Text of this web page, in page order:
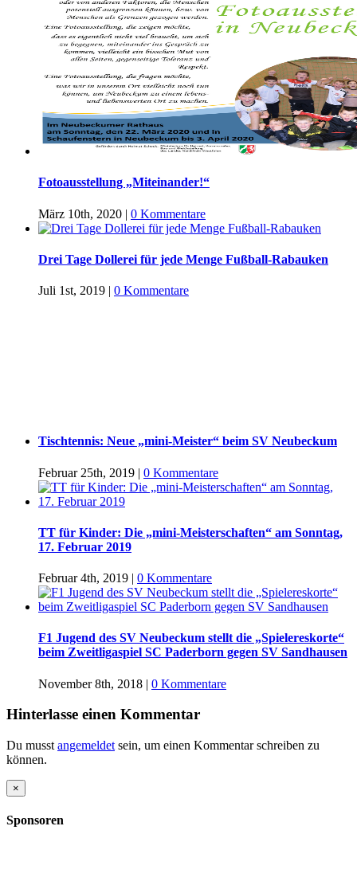
Fotoausstellung „Miteinander!“
März 10th, 2020 | 0 Kommentare
Drei Tage Dollerei für jede Menge Fußball-Rabauken
Juli 1st, 2019 | 0 Kommentare
Tischtennis: Neue „mini-Meister“ beim SV Neubeckum
Februar 25th, 2019 | 0 Kommentare
TT für Kinder: Die „mini-Meisterschaften“ am Sonntag,
17. Februar 2019
Februar 4th, 2019 | 0 Kommentare
F1 Jugend des SV Neubeckum stellt die „Spielereskorte“
beim Zweitligaspiel SC Paderborn gegen SV Sandhausen
November 8th, 2018 | 0 Kommentare
Hinterlasse einen Kommentar
Du musst angemeldet sein, um einen Kommentar schreiben zu
können.
Close
product
view
×
Sponsoren